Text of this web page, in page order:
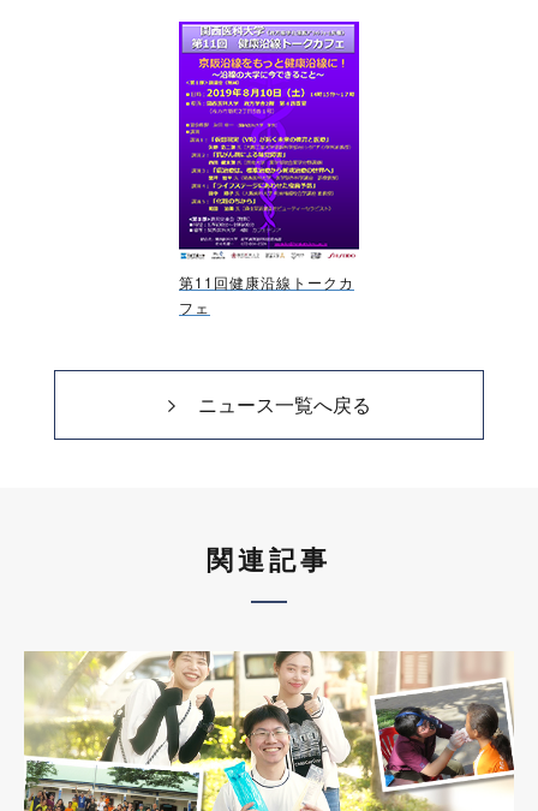
第11回健康沿線トークカ
フェ
ニュース一覧へ戻る
関連記事